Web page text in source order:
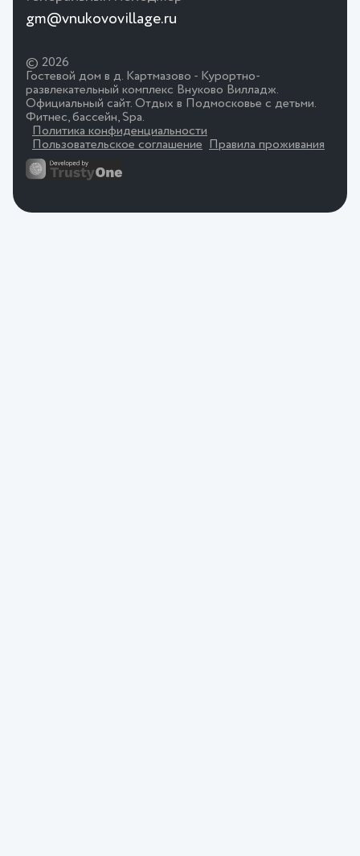
gm@vnukovovillage.ru
© 2026
Гостевой дом в д. Картмазово - Курортно-
развлекательный комплекс Внуково Вилладж.
Официальный сайт. Отдых в Подмосковье с детьми.
Фитнес, бассейн, Spa.
Политика конфиденциальности
Пользовательское соглашение
Правила проживания